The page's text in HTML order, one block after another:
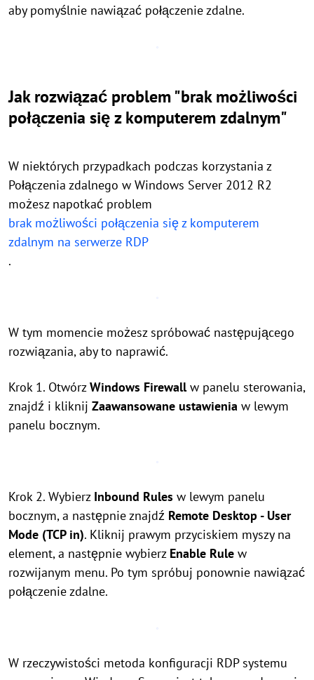
aby pomyślnie nawiązać połączenie zdalne.
Jak rozwiązać problem "brak możliwości
połączenia się z komputerem zdalnym"
W niektórych przypadkach podczas korzystania z
Połączenia zdalnego w Windows Server 2012 R2
możesz napotkać problem
brak możliwości połączenia się z komputerem
zdalnym na serwerze RDP
.
W tym momencie możesz spróbować następującego
rozwiązania, aby to naprawić.
Krok 1. OtwórzWindows Firewallw panelu sterowania,
znajdź i kliknij Zaawansowane ustawienia w lewym
panelu bocznym.
Krok 2. Wybierz Inbound Rules w lewym panelu
bocznym, a następnie znajdź Remote Desktop - User
Mode (TCP in). Kliknij prawym przyciskiem myszy na
element, a następnie wybierz Enable Rule w
rozwijanym menu. Po tym spróbuj ponownie nawiązać
połączenie zdalne.
W rzeczywistości metoda konfiguracji RDP systemu